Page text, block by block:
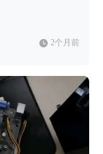
2个月前